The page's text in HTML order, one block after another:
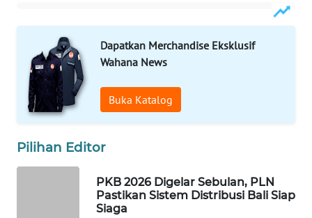
Dapatkan Merchandise Eksklusif
Wahana News
Buka Katalog
Pilihan Editor
PKB 2026 Digelar Sebulan, PLN
Pastikan Sistem Distribusi Bali Siap
Siaga
PLN
WATCH
MKLI